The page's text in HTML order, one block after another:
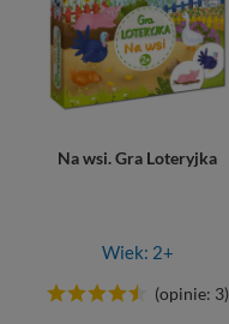
Na wsi. Gra Loteryjka
Wiek: 2+
(opinie: 3)